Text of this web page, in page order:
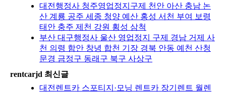
대전행정사 청주영업정지구제 천안 아산 충남 논
산 계룡 공주 세종 청양 예산 홍성 서천 부여 보령
태안 충주 제천 강원 횡성 삼척
부산 대구행정사 울산 영업정지 구제 경남 거제 사
천 의령 함안 창녕 합천 기장 경북 안동 예천 산청
문경 금정구 동래구 북구 사상구
rentcarjd 최신글
대전렌트카 스포티지·모닝 렌트카 장기렌트 월렌